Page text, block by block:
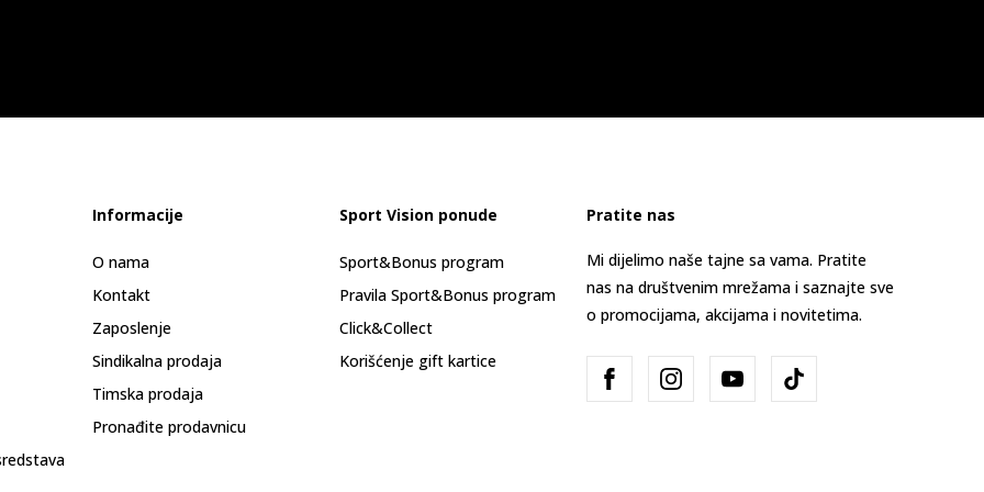
Informacije
O nama
Kontakt
Zaposlenje
Sindikalna prodaja
Timska prodaja
Pronađite prodavnicu
Sport Vision ponude
Sport&Bonus program
Pravila Sport&Bonus program
Click&Collect
Korišćenje gift kartice
Pratite nas
Mi dijelimo naše tajne sa vama. Pratite
nas na društvenim mrežama i saznajte sve
o promocijama, akcijama i novitetima.